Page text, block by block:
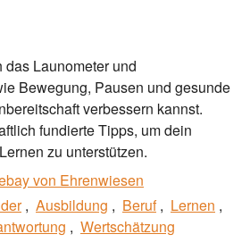
das Launometer und
Bewegung, Pausen und gesunde
verbessern kannst.
fundierte Tipps, um dein
zu unterstützen.
von Ehrenwiesen
Ausbildung Beruf
Lernen
Wertschätzung